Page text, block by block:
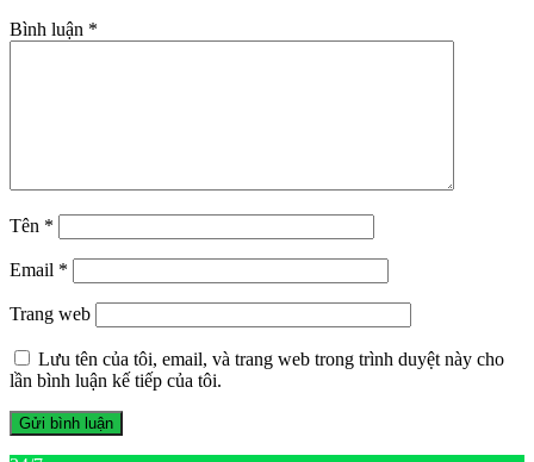
Bình luận *
Tên *
Email *
Trang web
Lưu tên của tôi, email, và trang web trong trình duyệt này cho
lần bình luận kế tiếp của tôi.